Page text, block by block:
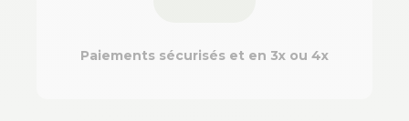
Paiements sécurisés et en 3x ou 4x